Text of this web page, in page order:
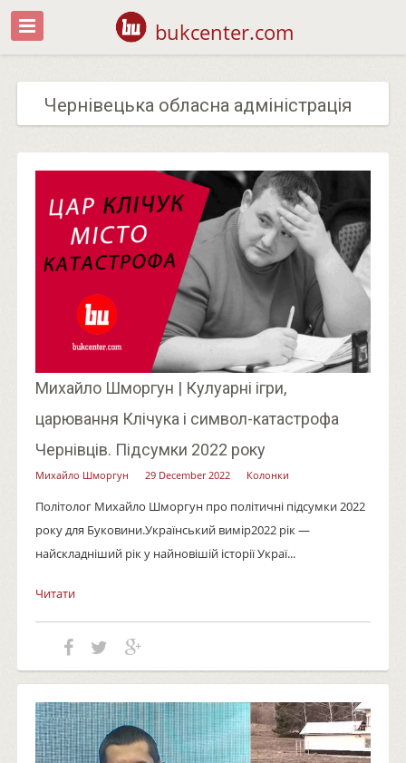
bukcenter.com
Чернівецька обласна адміністрація
Михайло Шморгун | Кулуарні ігри,
царювання Клічука і символ-катастрофа
Чернівців. Підсумки 2022 року
Михайло Шморгун 29 December 2022 Колонки
Політолог Михайло Шморгун про політичні підсумки 2022
року для Буковини.Український вимір2022 рік —
найскладніший рік у найновішій історії Украї...
Читати